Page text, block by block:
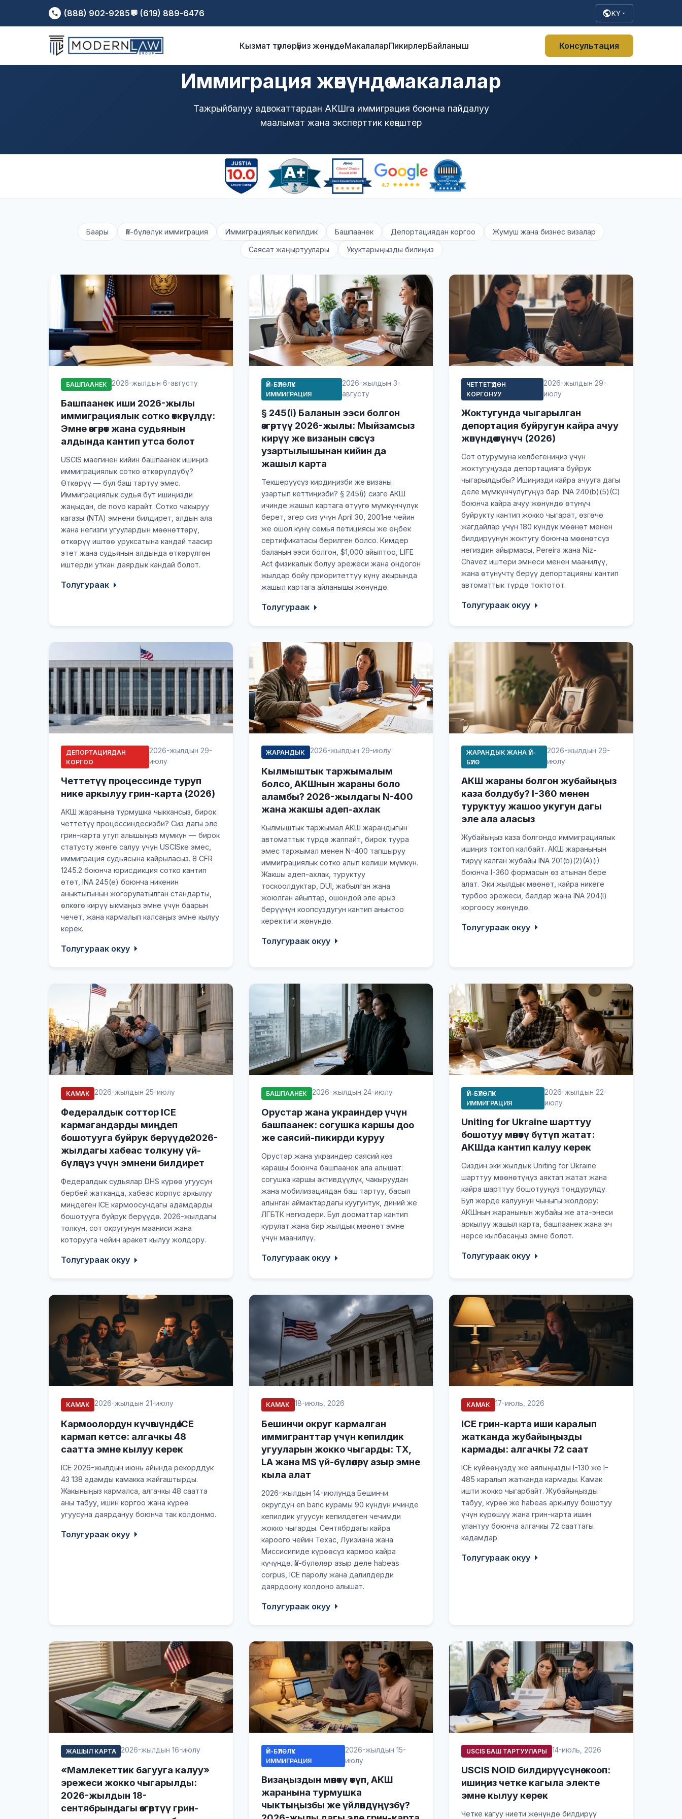
(888) 902-9285💬 (619) 889-6476 KY
Кызмат түрлөрүБиз жөнүндөМакалаларПикирлерБайланыш Консультация
Иммиграция жөнүндө макалалар
Тажрыйбалуу адвокаттардан АКШга иммиграция боюнча пайдалуу
маалымат жана эксперттик кеңештер
Баары Үй-бүлөлүк иммиграция Иммиграциялык кепилдик Башпаанек Депортациядан коргоо Жумуш жана бизнес визалар
Саясат жаңыртуулары Укуктарыңызды билиңиз
БАШПААНЕК 2026-жылдын 6-августу
Башпаанек иши 2026-жылы
иммиграциялык сотко өткөрүлдү:
Эмне өзгөрөт жана судьянын
алдында кантип утса болот
USCIS маегинен кийин башпаанек ишиңиз
иммиграциялык сотко өткөрүлдүбү?
Өткөрүү — бул баш тартуу эмес.
Иммиграциялык судья бүт ишиңизди
жаңыдан, de novo карайт. Сотко чакыруу
кагазы (NTA) эмнени билдирет, алдын ала
жана негизги угуулардын мөөнөттөрү,
өткөрүү иштөө уруксатына кандай таасир
этет жана судьянын алдында өткөрүлгөн
иштерди уткан даярдык кандай болот.
Толугураак
ҮЙ-БҮЛӨЛҮК
ИММИГРАЦИЯ
2026-жылдын 3-
августу
§ 245(i) Баланын ээси болгон
өзгөртүү 2026-жылы: Мыйзамсыз
кирүү же визанын сөзсүз
узартылышынан кийин да
жашыл карта
Текшерүүсүз кирдиңизби же визаны
узартып кеттиңизби? § 245(i) сизге АКШ
ичинде жашыл картага өтүүгө мүмкүнчүлүк
берет, эгер сиз үчүн April 30, 2001не чейин
же ошол күнү семья петициясы же еңбек
сертификатасы берилген болсо. Кимдер
баланын ээси болгон, $1,000 айыптоо, LIFE
Act физикалык болуу эрежеси жана ондогон
жылдар бойу приоритеттүү күнү акырында
жашыл картага айланышы жөнүндө.
Толугураак
ЧЕТТЕТҮҮДӨН
КОРГОНУУ
2026-жылдын 29-
июлу
Жоктугунда чыгарылган
депортация буйругун кайра ачуу
жөнүндө өтүнүч (2026)
Сот отурумуна келбегениңиз үчүн
жоктугуңузда депортацияга буйрук
чыгарылдыбы? Ишиңизди кайра ачууга дагы
деле мүмкүнчүлүгүңүз бар. INA 240(b)(5)(C)
боюнча кайра ачуу жөнүндө өтүнүч
буйрукту кантип жокко чыгарат, өзгөчө
жагдайлар үчүн 180 күндүк мөөнөт менен
билдирүүнүн жоктугу боюнча мөөнөтсүз
негиздин айырмасы, Pereira жана Niz-
Chavez иштери эмнеси менен маанилүү,
жана өтүнүчтү берүү депортацияны кантип
автоматтык түрдө токтотот.
Толугураак окуу
ДЕПОРТАЦИЯДАН
КОРГОО
2026-жылдын 29-
июлу
Четтетүү процессинде туруп
нике аркылуу грин-карта (2026)
АКШ жаранына турмушка чыккансыз, бирок
четтетүү процессиндесизби? Сиз дагы эле
грин-карта утуп алышыңыз мүмкүн — бирок
статусту жөнгө салуу үчүн USCISке эмес,
иммиграция судьясына кайрыласыз. 8 CFR
1245.2 боюнча юрисдикция сотко кантип
өтөт, INA 245(e) боюнча никенин
аныктыгынын жогорулатылган стандарты,
өлкөгө кирүү ыкмаңыз эмне үчүн баарын
чечет, жана кармалып калсаңыз эмне кылуу
керек.
Толугураак окуу
ЖАРАНДЫК 2026-жылдын 29-июлу
Кылмыштык таржымалым
болсо, АКШнын жараны боло
аламбы? 2026-жылдагы N-400
жана жакшы адеп-ахлак
Кылмыштык таржымал АКШ жарандыгын
автоматтык түрдө жаппайт, бирок туура
эмес таржымал менен N-400 тапшыруу
иммиграциялык сотко алып келиши мүмкүн.
Жакшы адеп-ахлак, туруктуу
тоскоолдуктар, DUI, жабылган жана
жоюлган айыптар, ошондой эле арыз
берүүнүн коопсуздугун кантип аныктоо
керектиги жөнүндө.
Толугураак окуу
ЖАРАНДЫК ЖАНА ҮЙ-
БҮЛӨ
2026-жылдын 29-
июлу
АКШ жараны болгон жубайыңыз
каза болдубу? I-360 менен
туруктуу жашоо укугун дагы
эле ала аласыз
Жубайыңыз каза болгондо иммиграциялык
ишиңиз токтоп калбайт. АКШ жаранынын
тирүү калган жубайы INA 201(b)(2)(A)(i)
боюнча I-360 формасын өз атынан бере
алат. Эки жылдык мөөнөт, кайра никеге
турбоо эрежеси, балдар жана INA 204(l)
коргоосу жөнүндө.
Толугураак окуу
КАМАК 2026-жылдын 25-июлу
Федералдык соттор ICE
кармагандарды миңдеп
бошотууга буйрук берүүдө: 2026-
жылдагы хабеас толкуну үй-
бүлөңүз үчүн эмнени билдирет
Федералдык судьялар DHS күрөө угуусун
бербей жатканда, хабеас корпус аркылуу
миңдеген ICE кармоосундагы адамдарды
бошотууга буйрук берүүдө. 2026-жылдагы
толкун, сот округунун мааниси жана
которууга чейин аракет кылуу жолдору.
Толугураак окуу
БАШПААНЕК 2026-жылдын 24-июлу
Орустар жана украиндер үчүн
башпаанек: согушка каршы доо
же саясий-пикирди куруу
Орустар жана украиндер саясий көз
карашы боюнча башпаанек ала алышат:
согушка каршы активдүүлүк, чакыруудан
жана мобилизациядан баш тартуу, басып
алынган аймактардагы куугунтук, диний же
ЛГБТК негиздери. Бул дооматтар кантип
курулат жана бир жылдык мөөнөт эмне
үчүн маанилүү.
Толугураак окуу
ҮЙ-БҮЛӨЛҮК
ИММИГРАЦИЯ
2026-жылдын 22-
июлу
Uniting for Ukraine шарттуу
бошотуу мөөнөтү бүтүп жатат:
АКШда кантип калуу керек
Сиздин эки жылдык Uniting for Ukraine
шарттуу мөөнөтүңүз аяктап жатат жана
кайра шарттуу бошотууңуз тоңдурулду.
Бул жерде калуунун чыныгы жолдору:
АКШнын жаранынын жубайы же ата-энеси
аркылуу жашыл карта, башпаанек жана эч
нерсе кылбасаңыз эмне болот.
Толугураак окуу
КАМАК 2026-жылдын 21-июлу
Кармоолордун күчөшүндө ICE
кармап кетсе: алгачкы 48
саатта эмне кылуу керек
ICE 2026-жылдын июнь айында рекорддук
43 138 адамды камакка жайгаштырды.
Жакыныңыз кармалса, алгачкы 48 саатта
аны табуу, ишин коргоо жана күрөө
угуусуна даярдануу боюнча так колдонмо.
Толугураак окуу
КАМАК 18-июль, 2026
Бешинчи округ кармалган
иммигранттар үчүн кепилдик
угууларын жокко чыгарды: TX,
LA жана MS үй-бүлөлөрү азыр эмне
кыла алат
2026-жылдын 14-июлунда Бешинчи
округдун en banc курамы 90 күндүн ичинде
кепилдик угуусун кепилдеген чечимди
жокко чыгарды. Сентябрдагы кайра
кароого чейин Техас, Луизиана жана
Миссисипиде күрөөсүз кармоо кайра
күчүндө. Үй-бүлөлөр азыр деле habeas
corpus, ICE паролу жана далилдерди
даярдоону колдоно алышат.
Толугураак окуу
КАМАК 17-июль, 2026
ICE грин-карта иши каралып
жатканда жубайыңызды
кармады: алгачкы 72 саат
ICE күйөөңүздү же аялыңызды I-130 же I-
485 каралып жатканда кармады. Камак
ишти жокко чыгарбайт. Жубайыңызды
табуу, күрөө же habeas аркылуу бошотуу
үчүн күрөшүү жана грин-карта ишин
улантуу боюнча алгачкы 72 сааттагы
кадамдар.
Толугураак окуу
ЖАШЫЛ КАРТА 2026-жылдын 16-июлу
«Мамлекеттик багууга калуу»
эрежеси жокко чыгарылды:
2026-жылдын 18-
сентябрындагы өзгөртүү грин-
ҮЙ-БҮЛӨЛҮК
ИММИГРАЦИЯ
2026-жылдын 15-
июлу
Визаңыздын мөөнөтү өтүп, АКШ
жаранына турмушка
чыктыңызбы же үйлөндүңүзбү?
USCIS БАШ ТАРТУУЛАРЫ 14-июль, 2026
USCIS NOID билдирүүсүнө жооп:
ишиңиз четке кагыла электе
эмне кылуу керек
Четке кагуу ниети жөнүндө билдирүү